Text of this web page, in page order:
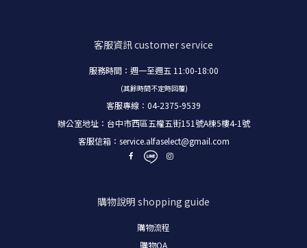
客服資訊customer service
服務時間：週一至週五 11:00-18:00
(其餘時間不定時回覆)
客服專線：04-2375-9539
辦公室地址：台中市西區五權五街151號A棟5樓4-1號
客服信箱： service.alfaselect@gmail.com
購物說明 shopping guide
購物流程
購物QA